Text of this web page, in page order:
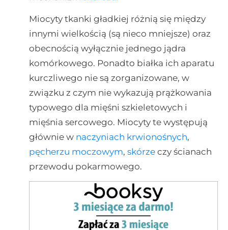
Miocyty tkanki gładkiej różnią się między
innymi wielkością (są nieco mniejsze) oraz
obecnością wyłącznie jednego jądra
komórkowego. Ponadto białka ich aparatu
kurczliwego nie są zorganizowane, w
związku z czym nie wykazują prążkowania
typowego dla mięśni szkieletowych i
mięśnia sercowego. Miocyty te występują
głównie w naczyniach krwionośnych,
pęcherzu moczowym, skórzeczy ścianach
przewodu pokarmowego.